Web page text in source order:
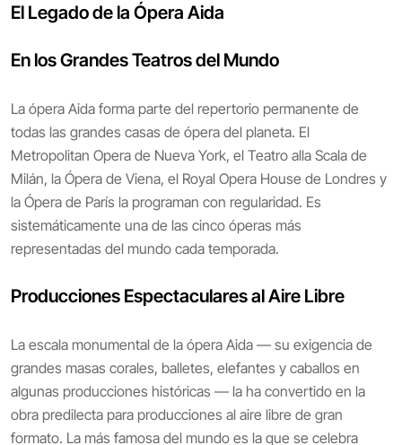
El Legado de la Ópera Aida
En los Grandes Teatros del Mundo
La ópera Aida forma parte del repertorio permanente de
todas las grandes casas de ópera del planeta. El
Metropolitan Opera de Nueva York, el Teatro alla Scala de
Milán, la Ópera de Viena, el Royal Opera House de Londres y
la Ópera de París la programan con regularidad. Es
sistemáticamente una de las cinco óperas más
representadas del mundo cada temporada.
Producciones Espectaculares al Aire Libre
La escala monumental de la ópera Aida — su exigencia de
grandes masas corales, balletes, elefantes y caballos en
algunas producciones históricas — la ha convertido en la
obra predilecta para producciones al aire libre de gran
formato. La más famosa del mundo es la que se celebra